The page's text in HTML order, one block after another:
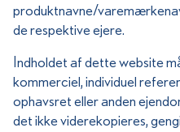
produktnavne/
de respektive ejere.
Indholdet af dette website
kommerciel, individuel
ophavsret eller anden
det ikke viderekopieres,